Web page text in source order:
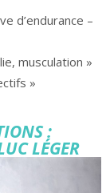
d’endurance –
musculation »
»
:
LÉGER